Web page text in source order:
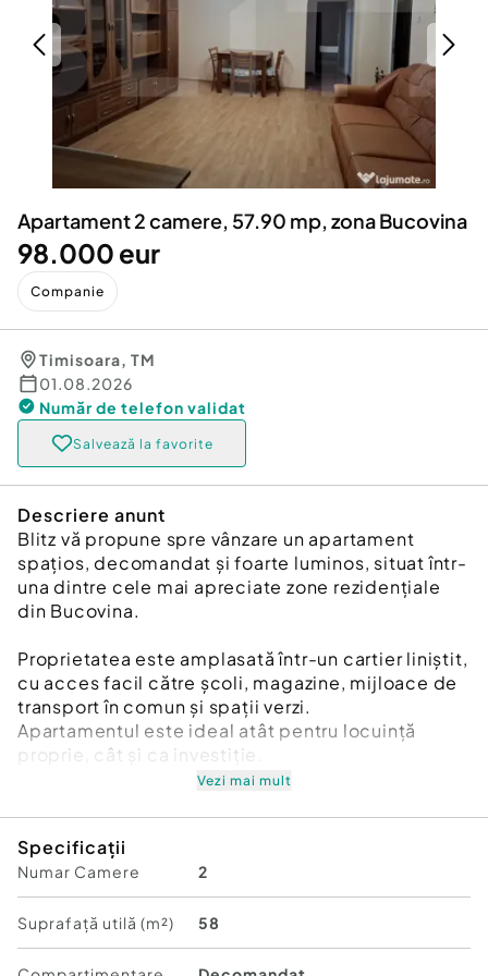
Servicii
Animale de companie
Afaceri și echipamente profesionale
Inchiriere Bunuri si Vehicule
Utilaje agricole si industriale
Piese auto si accesorii
Dacia Duster
Apartament 2 camere, 57.90 mp, zona Bucovina
98.000 eur
Companie
Timisoara, TM
01.08.2026
Număr de telefon validat
Salvează la favorite
Descriere anunt
Blitz vă propune spre vânzare un apartament
spațios, decomandat și foarte luminos, situat într-
una dintre cele mai apreciate zone rezidențiale
din Bucovina.
Proprietatea este amplasată într-un cartier liniștit,
cu acces facil către școli, magazine, mijloace de
transport în comun și spații verzi.
Apartamentul este ideal atât pentru locuință
proprie, cât și ca investiție.
- Etaj: 4/4 (bloc cu acoperiș, fără probleme de
infiltrații)
- Centrală termică proprie
- Compartimentare decomandată
- Living generos – 20 mp
- Dormitor spațios
Vezi mai mult
Specificații
Numar Camere 2
Suprafață utilă (m²) 58